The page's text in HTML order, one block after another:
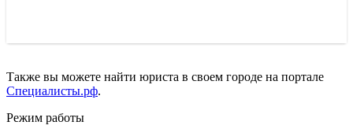
Также вы можете найти юриста в своем городе на портале
Специалисты.рф.
Режим работы